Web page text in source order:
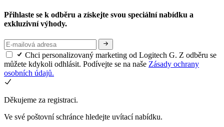
Přihlaste se k odběru a získejte svou speciální nabídku a
exkluzivní výhody.
Chci personalizovaný marketing od Logitech G. Z odběru se
můžete kdykoli odhlásit. Podívejte se na naše Zásady ochrany
osobních údajů.
Děkujeme za registraci.
Ve své poštovní schránce hledejte uvítací nabídku.